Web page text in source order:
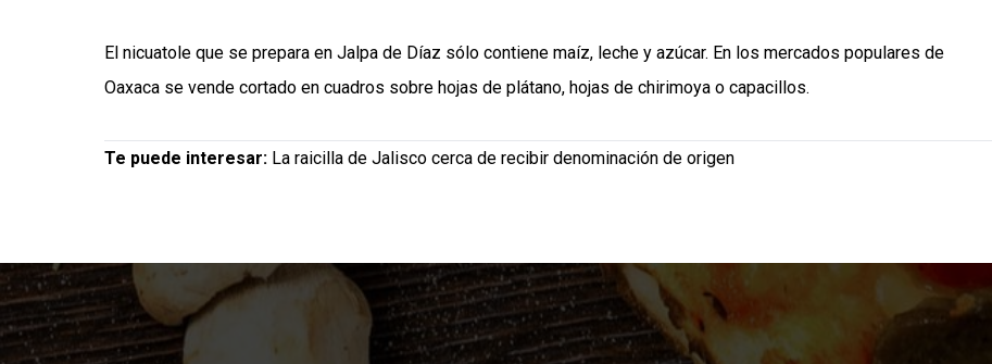
El nicuatole que se prepara en Jalpa de Díaz sólo contiene maíz, leche y azúcar. En los mercados populares de
Oaxaca se vende cortado en cuadros sobre hojas de plátano, hojas de chirimoya o capacillos.
Te puede interesar: La raicilla de Jalisco cerca de recibir denominación de origen